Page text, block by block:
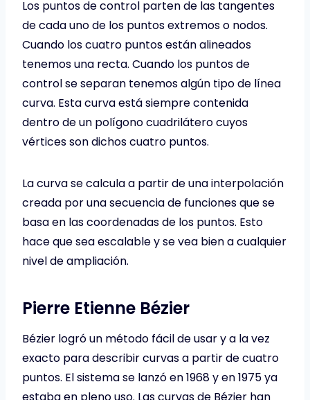
Los puntos de control parten de las tangentes
de cada uno de los puntos extremos o nodos.
Cuando los cuatro puntos están alineados
tenemos una recta. Cuando los puntos de
control se separan tenemos algún tipo de línea
curva. Esta curva está siempre contenida
dentro de un polígono cuadrilátero cuyos
vértices son dichos cuatro puntos.
La curva se calcula a partir de una interpolación
creada por una secuencia de funciones que se
basa en las coordenadas de los puntos. Esto
hace que sea escalable y se vea bien a cualquier
nivel de ampliación.
Pierre Etienne Bézier
Bézier logró un método fácil de usar y a la vez
exacto para describir curvas a partir de cuatro
puntos. El sistema se lanzó en 1968 y en 1975 ya